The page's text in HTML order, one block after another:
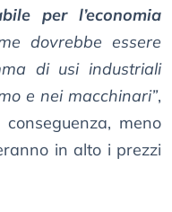
per l’economia
dovrebbe essere
di usi industriali
e nei macchinari”,
meno
in alto i prezzi